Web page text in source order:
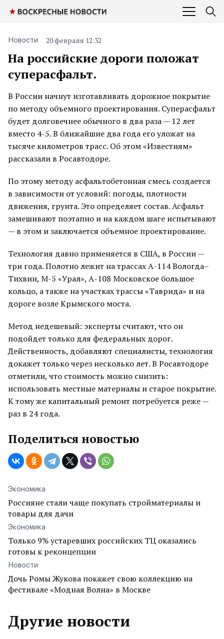
На российские дороги положат
суперасфальт.
Новости 20 февраля 12:32
В России начнут изготавливать дорожное покрытие
по методу объемного проектирования. Суперасфальт
будет долговечнее обычного в два раза — 12 лет
вместо 4-5. В ближайшие два года его уложат на
тысяче километров трасс. Об этом «Известиям»
рассказали в Росавтодоре.
По этому методу асфальтобетонная смесь создается
в зависимости от условий: погоды, плотности
движения, грунта. Это определяет состав. Асфальт
замешивают поэтапно и на каждом шаге испытывают
— в этом и заключается объемное проектирование.
Технология давно применяется в США, в России —
три года. Полотно лежит на трассах А-114 Вологда–
Тихвин, М-5 «Урал», А-108 Московское большое
кольцо, а также на участках трассы «Таврида» и на
дороге возле Крымского моста.
Метод недешевый: эксперты считают, что он
подойдет только для федеральных дорог.
Действенность, добавляют специалисты, технология
докажет только через несколько лет. В Росавтодоре
отметили, что стоимость можно снизить:
использовать местные материалы и старое покрытие.
К тому же капитальный ремонт потребуется реже —
раз в 24 года.
Поделиться новостью
Экономика
Россияне стали чаще покупать стройматериалы и
товары для дачи
Экономика
Только 9% устаревших российских ТЦ оказались
готовы к реконцепции
Новости
Дочь Ромы Жукова покажет свою коллекцию на
фестивале «Модная Волна» в Москве
Другие новости